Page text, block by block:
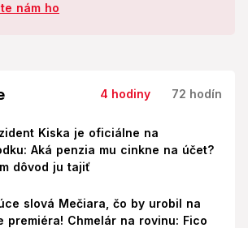
nám ho
4 hodiny 72 hodín
Kiska je oficiálne na
Aká penzia mu cinkne na účet?
dôvod ju tajiť
slová Mečiara, čo by urobil na
premiéra! Chmelár na rovinu: Fico